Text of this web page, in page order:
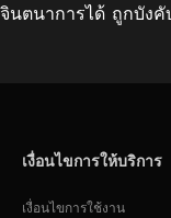
จินตนาการได้ ถูกบังคั
เงื่อนไขการให้บริการ
เงื่อนไขการใช้งาน